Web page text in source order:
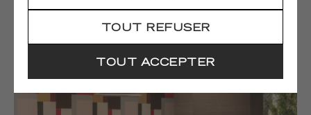
TOUT REFUSER
TOUT ACCEPTER